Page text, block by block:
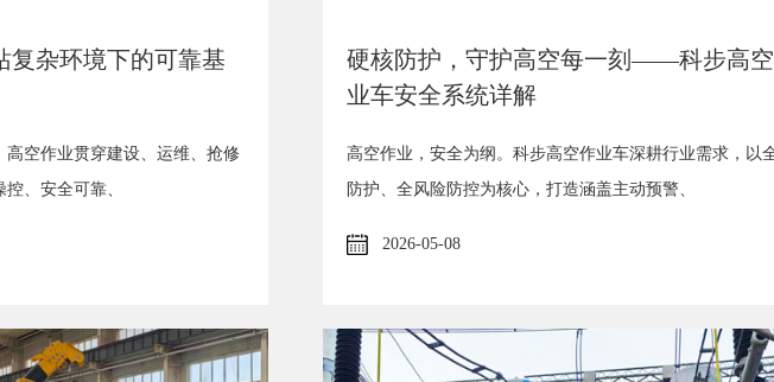
复杂环境下的可靠基
空作业贯穿建设、运维、抢修
、安全可靠、
硬核防护，守护高空每一刻——科步高
业车安全系统详解
高空作业，安全为纲。科步高空作业车深耕行业需求，以
防护、全风险防控为核心，打造涵盖主动预警、
2026-05-08